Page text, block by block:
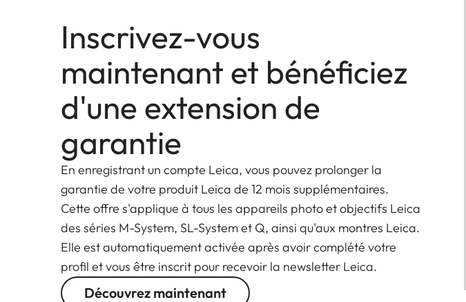
toutes les situations photographiques – du grand-angle immersif aux prises
spectaculaires.
Inscrivez-vous
maintenant et bénéficiez
d'une extension de
garantie
En enregistrant un compte Leica, vous pouvez prolonger la
garantie de votre produit Leica de 12 mois supplémentaires.
Cette offre s'applique à tous les appareils photo et objectifs Leica
des séries M-System, SL-System et Q, ainsi qu'aux montres Leica.
Elle est automatiquement activée après avoir complété votre
profil et vous être inscrit pour recevoir la newsletter Leica.
Découvrez maintenant